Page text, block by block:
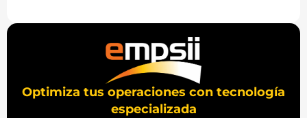
Optimiza tus operaciones con tecnología
especializada